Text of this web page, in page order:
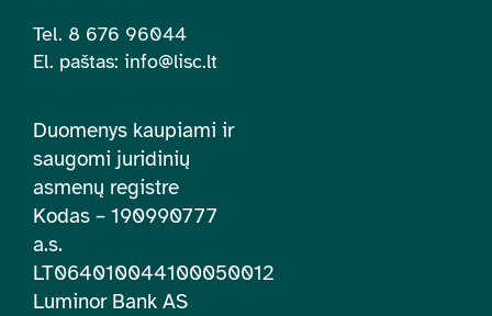
Tel. 8 676 96044
El. paštas: info@lisc.lt
Duomenys kaupiami ir
saugomi juridinių
asmenų registre
Kodas – 190990777
a.s.
LT064010044100050012
Luminor Bank AS